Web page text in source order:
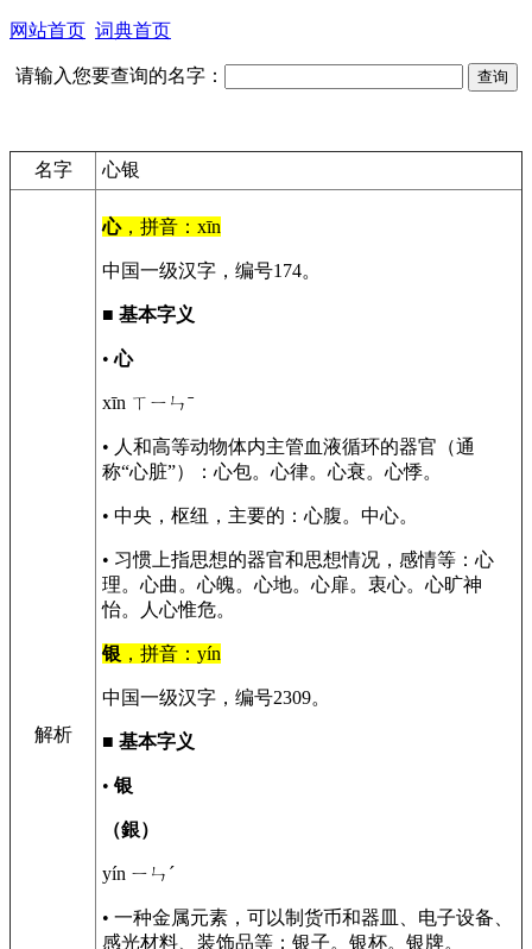
网站首页 词典首页
请输入您要查询的名字：
名字 心银
解析
心，拼音：xīn
中国一级汉字，编号174。
■ 基本字义
•心
xīn ㄒㄧㄣˉ
• 人和高等动物体内主管血液循环的器官（通
称“心脏”）：心包。心律。心衰。心悸。
• 中央，枢纽，主要的：心腹。中心。
• 习惯上指思想的器官和思想情况，感情等：心
理。心曲。心魄。心地。心扉。衷心。心旷神
怡。人心惟危。
银 ，拼音：yín
中国一级汉字，编号2309。
■ 基本字义
•银
（銀）
yín ㄧㄣˊ
• 一种金属元素，可以制货币和器皿、电子设备、
感光材料、装饰品等：银子。银杯。银牌。